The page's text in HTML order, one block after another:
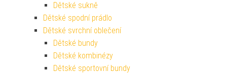
Dětské sukně
Dětské spodní prádlo
Dětské svrchní oblečení
Dětské bundy
Dětské kombinézy
Dětské sportovní bundy